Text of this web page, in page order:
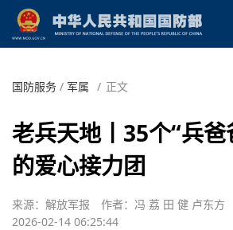
国防服务 / 军属 / 正文
老兵天地丨35个“兵爸
的爱心接力团
来源：解放军报 作者：冯 荔 田 健 卢东方
2026-02-14 06:25:44